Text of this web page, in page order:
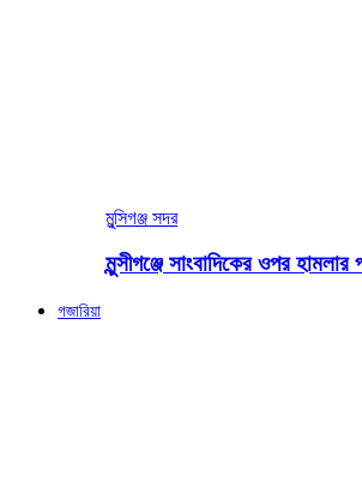
মুন্সিগঞ্জ সদর
মুন্সীগঞ্জে সাংবাদিকের ওপর হামলার
গজারিয়া